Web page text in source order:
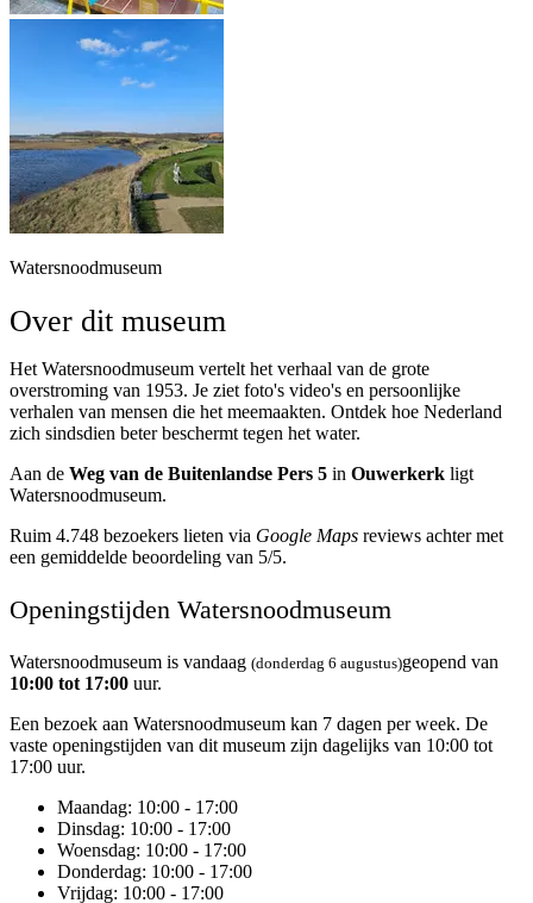
Watersnoodmuseum
Over dit museum
Het Watersnoodmuseum vertelt het verhaal van de grote
overstroming van 1953. Je ziet foto's video's en persoonlijke
verhalen van mensen die het meemaakten. Ontdek hoe Nederland
zich sindsdien beter beschermt tegen het water.
Aan de Weg van de Buitenlandse Pers 5 in Ouwerkerk ligt
Watersnoodmuseum.
Ruim 4.748 bezoekers lieten via Google Maps reviews achter met
een gemiddelde beoordeling van 5/5.
Openingstijden Watersnoodmuseum
Watersnoodmuseum is vandaag (donderdag 6 augustus)geopend van
10:00 tot 17:00 uur.
Een bezoek aan Watersnoodmuseum kan 7 dagen per week. De
vaste openingstijden van dit museum zijn dagelijks van 10:00 tot
17:00 uur.
Maandag: 10:00 - 17:00
Dinsdag: 10:00 - 17:00
Woensdag: 10:00 - 17:00
Donderdag: 10:00 - 17:00
Vrijdag: 10:00 - 17:00